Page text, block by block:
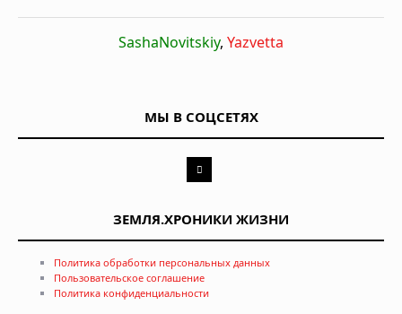
SashaNovitskiy, Yazvetta
МЫ В СОЦСЕТЯХ
ЗЕМЛЯ.ХРОНИКИ ЖИЗНИ
Политика обработки персональных данных
Пользовательское соглашение
Политика конфиденциальности